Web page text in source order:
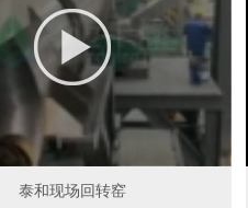
泰和现场回转窑